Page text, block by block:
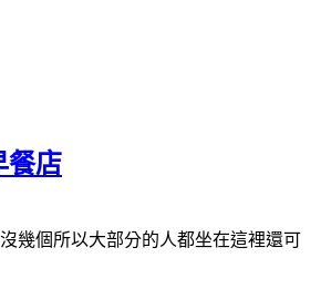
餐店
幾個所以大部分的人都坐在這裡還可